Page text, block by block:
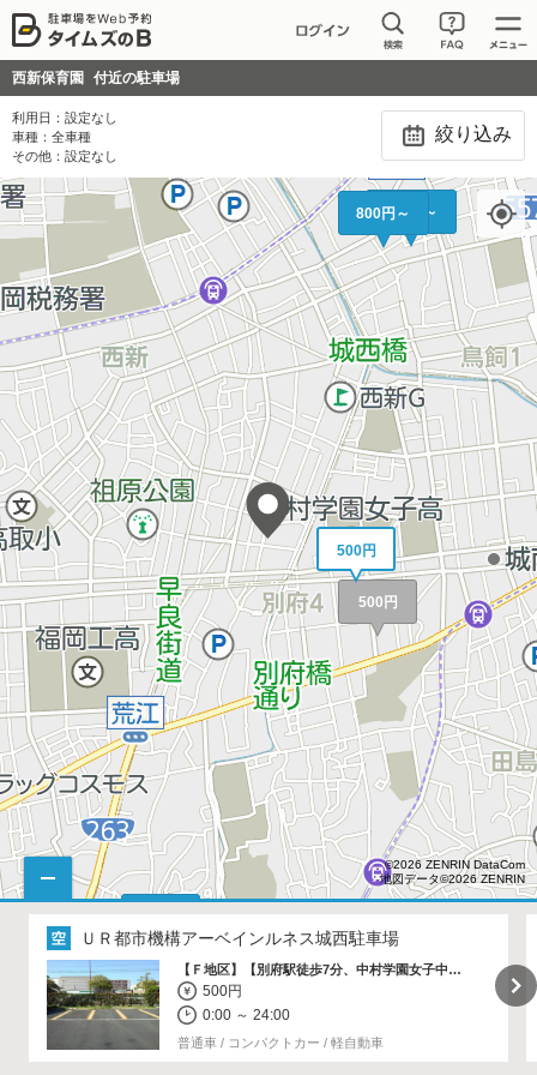
西新保育園 付近の駐車場
利用日： 設定なし
車種： 全車種
その他： 設定なし
絞り込み
500円
400円
510円～
800円～
500円
©2026 ZENRIN DataCom
地図データ©2026 ZENRIN
ＵＲ都市機構アーベインルネス城西駐車場
【Ｆ地区】【別府駅徒歩7分、中村学園女子中高すぐ】
500円
0:00 ～ 24:00
普通車 / コンパクトカー / 軽自動車